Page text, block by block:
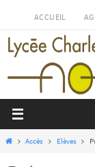
contenu
ACCUEIL
HomeAccès Elèves